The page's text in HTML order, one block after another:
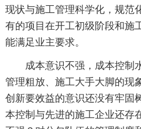
现状与施工管理科学化，规范
有的项目在开工初级阶段和施
能满足业主要求。
成本意识不强，成本控制
管理粗放、施工大手大脚的现
创新要效益的意识还没有牢固
本控制与先进的施工企业还存